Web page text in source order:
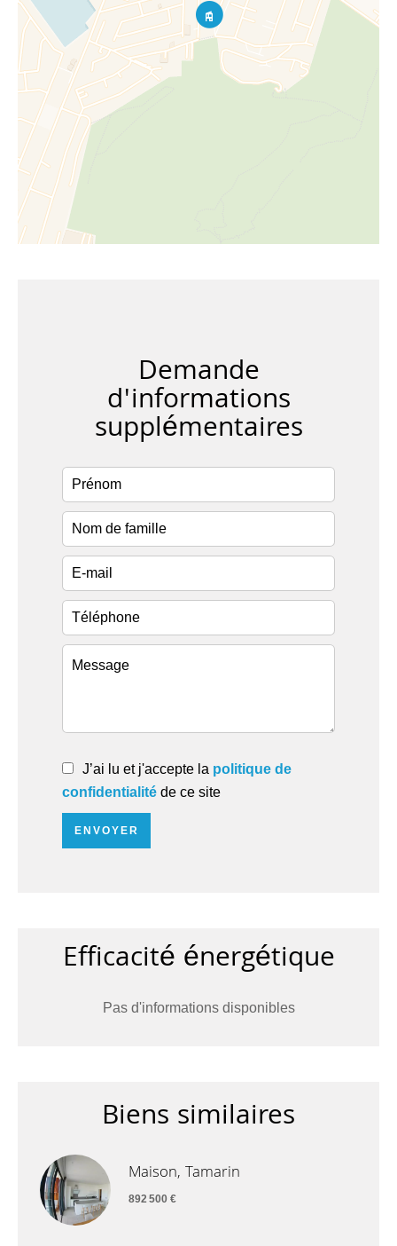
Demande
d'informations
supplémentaires
J’ai lu et j'accepte la politique de
confidentialité de ce site
ENVOYER
Efficacité énergétique
Pas d'informations disponibles
Biens similaires
Maison, Tamarin
892 500 €